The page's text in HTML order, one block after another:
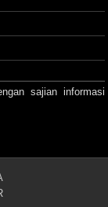
sajian informasi